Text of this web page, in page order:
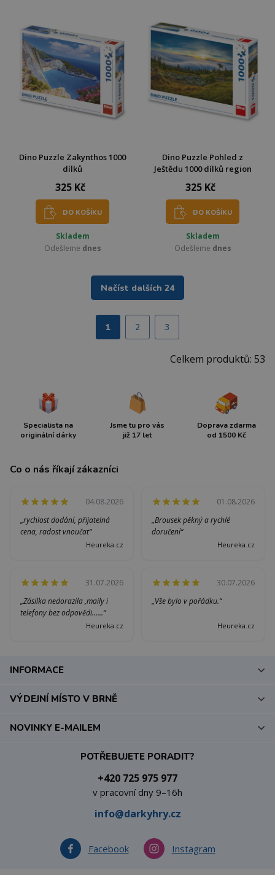
Dino Puzzle Zakynthos 1000
dílků
325 Kč
DO KOŠÍKU
Skladem
Odešleme dnes
Dino Puzzle Pohled z
Ještědu 1000 dílků region
325 Kč
DO KOŠÍKU
Skladem
Odešleme dnes
Načíst dalších 24
1 2 3
Celkem produktů: 53
Specialista na
originální dárky
Jsme tu pro vás
již 17 let
Doprava zdarma
od 1500 Kč
Co o nás říkají zákazníci
04.08.2026
„rychlost dodání, přijatelná
cena, radost vnoučat“
Heureka.cz
01.08.2026
„Brousek pěkný a rychlé
doručení“
Heureka.cz
31.07.2026
„Zásilka nedorazila ,maily i
telefony bez odpovědi......“
Heureka.cz
30.07.2026
„Vše bylo v pořádku.“
Heureka.cz
INFORMACE
VÝDEJNÍ MÍSTO V BRNĚ
POTŘEBUJETE PORADIT?
+420 725 975 977
v pracovní dny 9–16h
info@darkyhry.cz
Facebook Instagram
NOVINKY E-MAILEM